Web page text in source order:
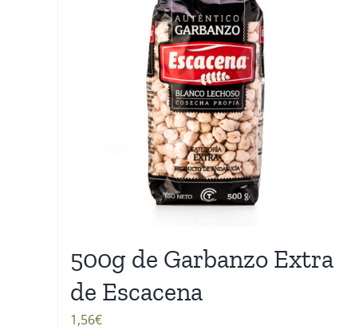
500g de Garbanzo Extra
de Escacena
1,56€